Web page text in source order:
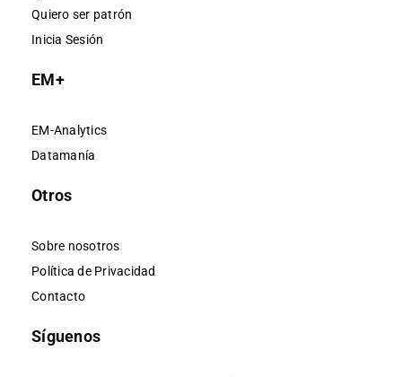
Quiero ser patrón
Inicia Sesión
EM+
EM-Analytics
Datamanía
Otros
Sobre nosotros
Política de Privacidad
Contacto
Síguenos